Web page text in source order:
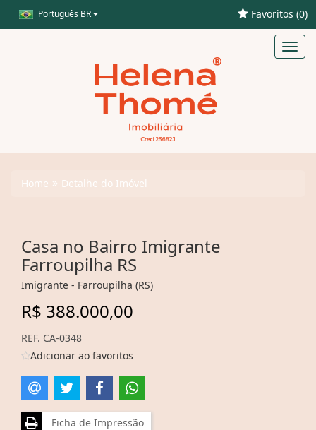
Português BR Favoritos (0)
Home Detalhe do Imóvel
Casa no Bairro Imigrante
Farroupilha RS
Imigrante - Farroupilha (RS)
R$ 388.000,00
REF. CA-0348
Adicionar ao favoritos
Ficha de Impressão